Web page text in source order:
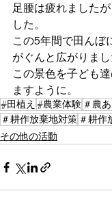
足腰は疲れました
した。
この5年間で田んぼ
がぐんと広がりまし
この景色を子ども
ますように。
#田植え #農業体験 ＃農
＃耕作放棄地対策 ＃耕作
その他の活動